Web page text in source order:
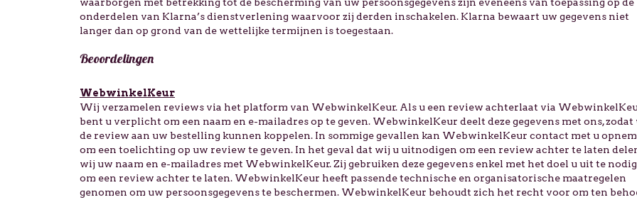
onderdelen van Klarna’s dienstverlening waarvoor zij derden inschakelen. Klarna bewaart uw gegevens niet
langer dan op grond van de wettelijke termijnen is toegestaan.
Beoordelingen
WebwinkelKeur
Wij verzamelen reviews via het platform van WebwinkelKeur. Als u een review achterlaat via
bent u verplicht om een naam en e-mailadres op te geven. WebwinkelKeur deelt deze gegevens met ons, zodat
de review aan uw bestelling kunnen koppelen. In sommige gevallen kan WebwinkelKeur contact met u
om een toelichting op uw review te geven. In het geval dat wij u uitnodigen om een review achter te laten
wij uw naam en e-mailadres met WebwinkelKeur. Zij gebruiken deze gegevens enkel met het doel u uit te
om een review achter te laten. WebwinkelKeur heeft passende technische en organisatorische maatregelen
genomen om uw persoonsgegevens te beschermen. WebwinkelKeur behoudt zich het recht voor om ten